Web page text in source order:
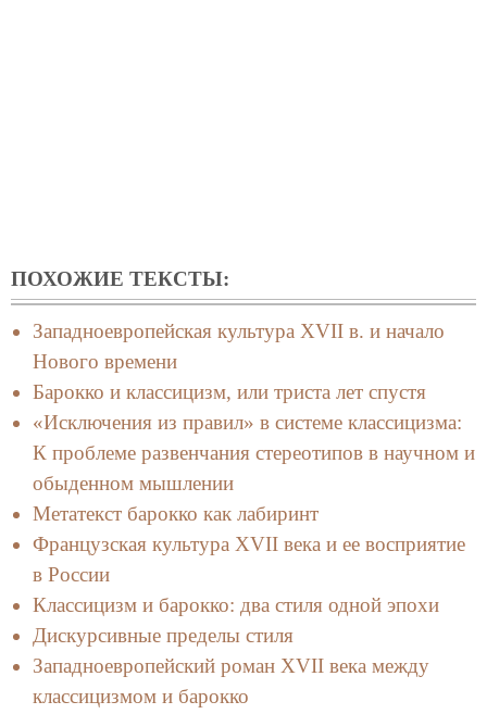
ПОХОЖИЕ ТЕКСТЫ:
Западноевропейская культура XVII в. и начало
Нового времени
Барокко и классицизм, или триста лет спустя
«Исключения из правил» в системе классицизма:
К проблеме развенчания стереотипов в научном и
обыденном мышлении
Метатекст барокко как лабиринт
Французская культура XVII века и ее восприятие
в России
Классицизм и барокко: два стиля одной эпохи
Дискурсивные пределы стиля
Западноевропейский роман XVII века между
классицизмом и барокко